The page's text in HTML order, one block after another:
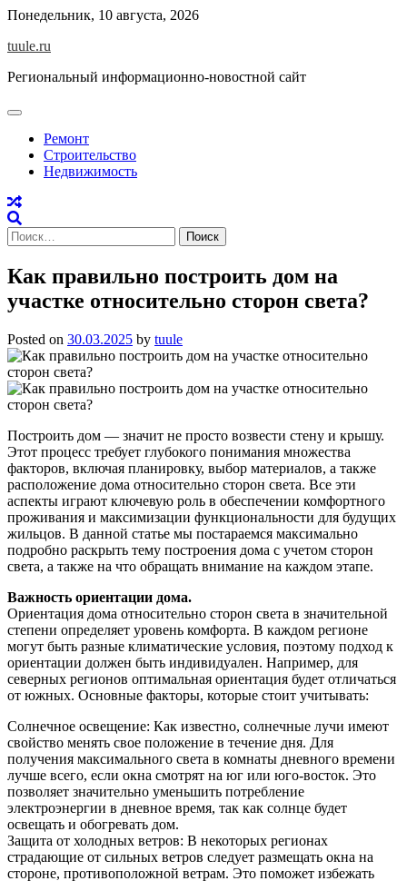
Skip
content
Понедельник, 10 августа, 2026
tuule.ru
Региональный информационно-новостной сайт
Ремонт
Строительство
Недвижимость
Найти:
Как правильно построить дом на
участке относительно сторон света?
Posted on 30.03.2025 by tuule
Построить дом — значит не просто возвести стену и крышу.
Этот процесс требует глубокого понимания множества
факторов, включая планировку, выбор материалов, а также
расположение дома относительно сторон света. Все эти
аспекты играют ключевую роль в обеспечении комфортного
проживания и максимизации функциональности для будущих
жильцов. В данной статье мы постараемся максимально
подробно раскрыть тему построения дома с учетом сторон
света, а также на что обращать внимание на каждом этапе.
Важность ориентации дома.
Ориентация дома относительно сторон света в значительной
степени определяет уровень комфорта. В каждом регионе
могут быть разные климатические условия, поэтому подход к
ориентации должен быть индивидуален. Например, для
северных регионов оптимальная ориентация будет отличаться
от южных. Основные факторы, которые стоит учитывать:
Солнечное освещение: Как известно, солнечные лучи имеют
свойство менять свое положение в течение дня. Для
получения максимального света в комнаты дневного времени
лучше всего, если окна смотрят на юг или юго-восток. Это
позволяет значительно уменьшить потребление
электроэнергии в дневное время, так как солнце будет
освещать и обогревать дом.
Защита от холодных ветров: В некоторых регионах
страдающие от сильных ветров следует размещать окна на
стороне, противоположной ветрам. Это поможет избежать